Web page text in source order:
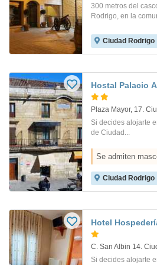
300 metros del
Rodrigo, en la
Ciudad Rodrigo
Hostal Palacio
Plaza Mayor, 17.
Si decides alojarte
de Ciudad...
Se admiten
Ciudad Rodrigo
Hotel
C. San Albin 14.
Si decides alojarte